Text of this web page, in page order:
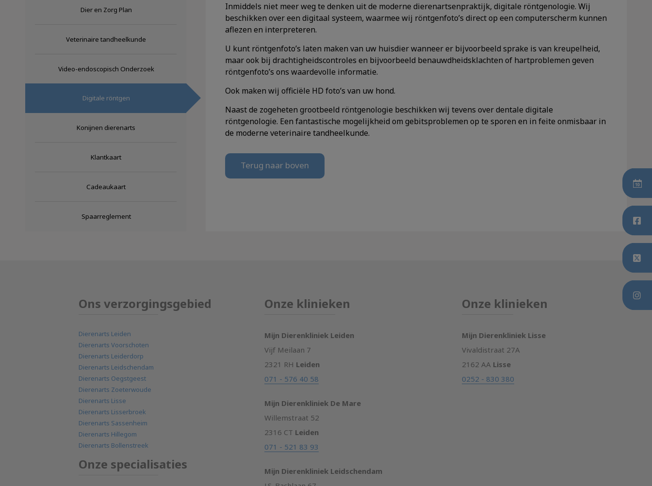
Dier en Zorg Plan
Veterinaire tandheelkunde
Video-endoscopisch Onderzoek
Digitale röntgen
Konijnen dierenarts
Klantkaart
Cadeaukaart
Spaarreglement
Inmiddels niet meer weg te denken uit de moderne dierenartsenpraktijk, digitale röntgenologie. Wij
beschikken over een digitaal systeem, waarmee wij röntgenfoto’s direct op een computerscherm kunnen
aflezen en interpreteren.
U kunt röntgenfoto’s laten maken van uw huisdier wanneer er bijvoorbeeld sprake is van kreupelheid,
maar ook bij drachtigheidscontroles en bijvoorbeeld benauwdheidsklachten of hartproblemen geven
röntgenfoto’s ons waardevolle informatie.
Ook maken wij officiële HD foto’s van uw hond.
Naast de zogeheten grootbeeld röntgenologie beschikken wij tevens over dentale digitale
röntgenologie. Een fantastische mogelijkheid om gebitsproblemen op te sporen en in feite onmisbaar in
de moderne veterinaire tandheelkunde.
Terug naar boven
Ons verzorgingsgebied
Dierenarts Leiden
Dierenarts Voorschoten
Dierenarts Leiderdorp
Dierenarts Leidschendam
Dierenarts Oegstgeest
Dierenarts Zoeterwoude
Dierenarts Lisse
Dierenarts Lisserbroek
Dierenarts Sassenheim
Dierenarts Hillegom
Dierenarts Bollenstreek
Onze specialisaties
Onze klinieken
Mijn Dierenkliniek Leiden
Vijf Meilaan 7
2321 RH Leiden
071 - 576 40 58
Mijn Dierenkliniek De Mare
Willemstraat 52
2316 CT Leiden
071 - 521 83 93
Mijn Dierenkliniek Leidschendam
Onze klinieken
Mijn Dierenkliniek Lisse
Vivaldistraat 27A
2162 AA Lisse
0252 - 830 380